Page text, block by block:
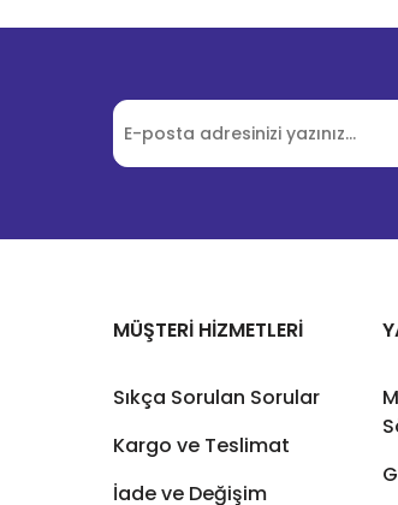
MÜŞTERİ HİZMETLERİ
Sıkça Sorulan Sorular
Kargo ve Teslimat
İade ve Değişim